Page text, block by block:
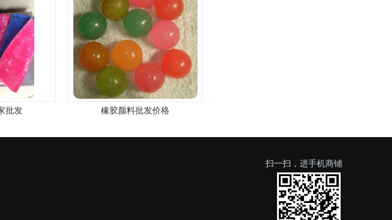
发 橡胶颜料批发价格
扫一扫，进手机商铺